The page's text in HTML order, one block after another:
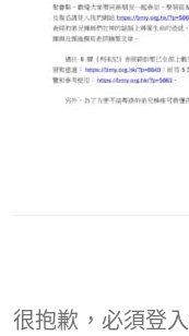
很抱歉，必須登入